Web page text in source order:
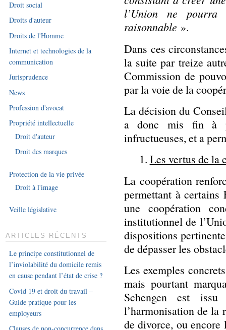
l’Union ne
raisonnable ».
Dans ces
la suite par treize
Commission de
par la voie de la
La décision du
a donc mis fin à
infructueuses, et a
1. Les vertus de la
La coopération
permettant à certains
une coopération
institutionnel de
dispositions
de dépasser les
Les exemples
mais pourtant
Schengen est issu
l’harmonisation de la
de divorce, ou encore
Droit social
Droits d'auteur
Droits de l'Homme
Internet et technologies de la
communication
Jurisprudence
News
Profession d'avocat
Propriété intellectuelle
Droit d'auteur
Droit des marques
Protection de la vie privée
Droit à l'image
Veille législative
ARTICLES RÉCENTS
Le principe constitutionnel de
l’inviolabilité du domicile remis
en cause pendant l’état de crise ?
Covid 19 et droit du travail –
Guide pratique pour les
employeurs